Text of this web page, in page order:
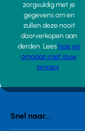
zorgvuldig met je
gegevens om en
zullen deze nooit
doorverkopen aan
derden. Lees hoe wij
omgaan met jouw
privacy.
Snel naar...